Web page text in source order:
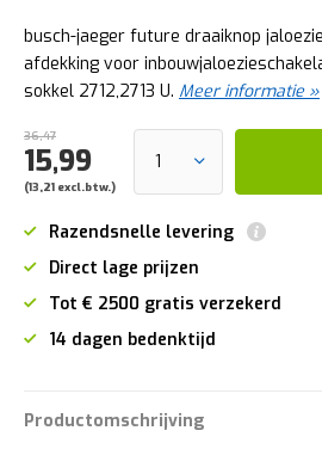
busch-jaeger future draaiknop
afdekking voor
sokkel 2712,2713 U. Meer informatie »
36,47
15,99
(13,21 excl.btw.)
Razendsnelle levering
Direct lage prijzen
Tot € 2500 gratis verzekerd
14 dagen bedenktijd
Productomschrijving